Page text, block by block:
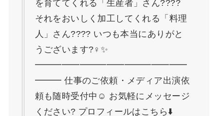
を育ててくれる「生産者」さん?‍??‍?
それをおいしく加工してくれる「料理
人」さん?‍??‍? いつも本当にありがと
うございます?‍♀️✨
━━━━━━━━━━━━━━━━━
━━━ 仕事のご依頼・メディア出演依
頼も随時受付中☺️ お気軽にメッセージ
ください? プロフィールはこちら⬇️